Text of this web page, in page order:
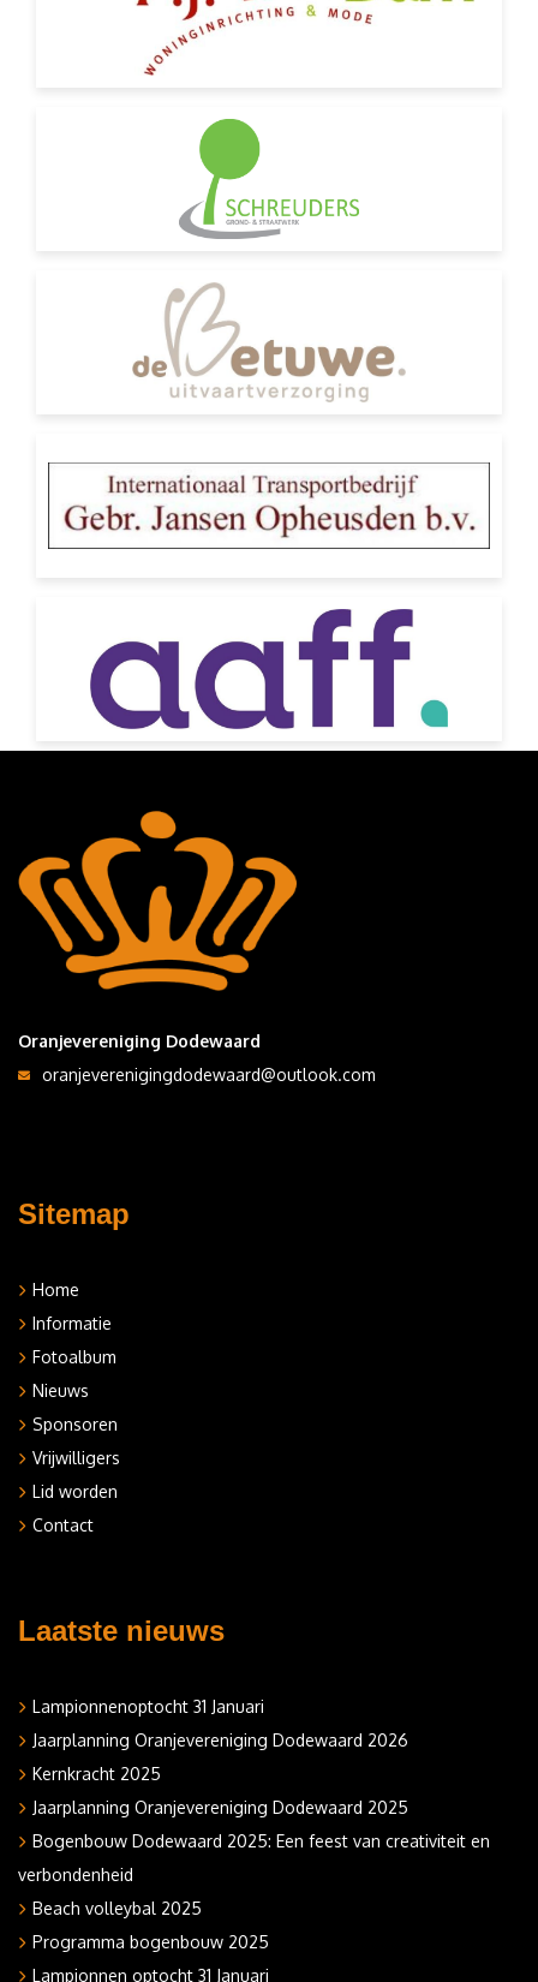
Oranjevereniging Dodewaard
oranjeverenigingdodewaard@outlook.com
Sitemap
Home
Informatie
Fotoalbum
Nieuws
Sponsoren
Vrijwilligers
Lid worden
Contact
Laatste nieuws
Lampionnenoptocht 31 Januari
Jaarplanning Oranjevereniging Dodewaard 2026
Kernkracht 2025
Jaarplanning Oranjevereniging Dodewaard 2025
Bogenbouw Dodewaard 2025: Een feest van creativiteit en
verbondenheid
Beach volleybal 2025
Programma bogenbouw 2025
Lampionnen optocht 31 Januari